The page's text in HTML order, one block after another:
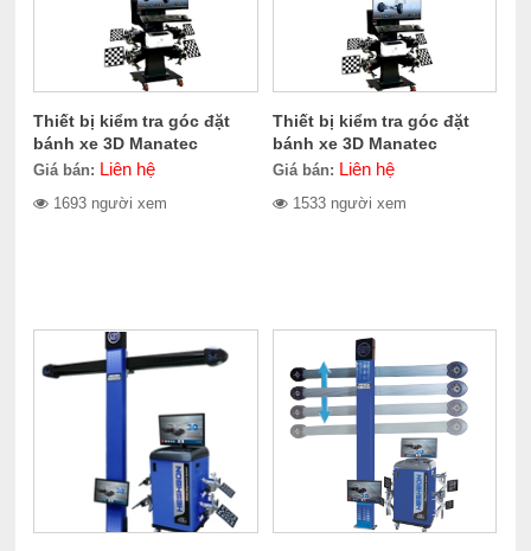
Thiết bị kiểm tra góc đặt
bánh xe 3D Manatec
STELLAR 3D Auto Boom
Giá bán: Liên hệ
1693 người xem
Thiết bị kiểm tra góc đặt
bánh xe 3D Manatec
STELLAR 3D VHS
Giá bán: Liên hệ
1533 người xem